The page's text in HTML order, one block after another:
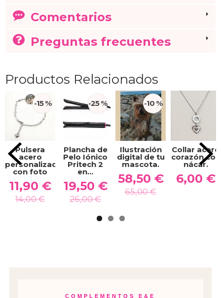
Comentarios
Preguntas frecuentes
Productos Relacionados
-15 %
Pulsera
acero
personalizada
con foto
11,90 €
14,00 €
-25 %
Plancha de
Pelo Iónico
Pritech 2
en...
19,50 €
26,00 €
-10 %
Ilustración
digital de tu
mascota.
58,50 €
65,00 €
Collar acero
corazón con
nácar.
6,00 €
COMPLEMENTOS E&E